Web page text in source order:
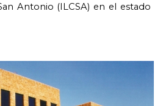
Antonio (ILCSA) en el estado